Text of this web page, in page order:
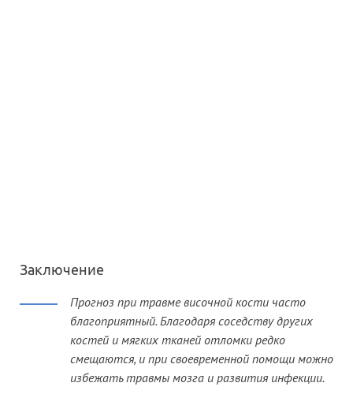
Заключение
Прогноз при травме височной кости часто
благоприятный. Благодаря соседству других
костей и мягких тканей отломки редко
смещаются, и при своевременной помощи можно
избежать травмы мозга и развития инфекции.